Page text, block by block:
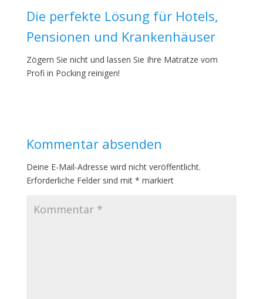
Die perfekte Lösung für Hotels,
Pensionen und Krankenhäuser
Zögern Sie nicht und lassen Sie Ihre Matratze vom
Profi in Pocking reinigen!
Kommentar absenden
Deine E-Mail-Adresse wird nicht veröffentlicht.
Erforderliche Felder sind mit * markiert